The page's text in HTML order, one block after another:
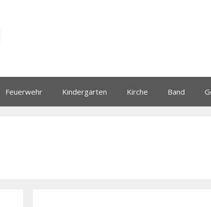
Feuerwehr Kindergarten Kirche Band